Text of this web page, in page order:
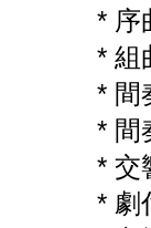
* 序
* 組
* 間
* 間
* 交
* 劇